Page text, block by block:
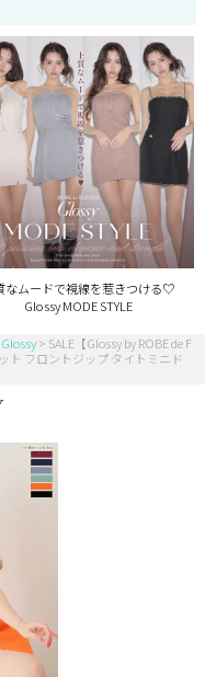
なムードで視線を惹きつける♡
Glossy MODE STYLE
Glossy
SALE【Glossy by ROBE de F
ト フロントジップ タイトミニド